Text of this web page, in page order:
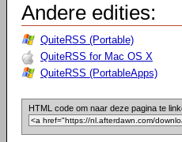
Andere edities:
QuiteRSS (Portable)
QuiteRSS for Mac OS X
QuiteRSS (PortableApps)
HTML code om naar deze pagina te